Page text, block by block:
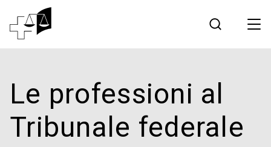
Tribunale federale
Lavorare al Tribunale federale
Le professioni al
Tribunale federale